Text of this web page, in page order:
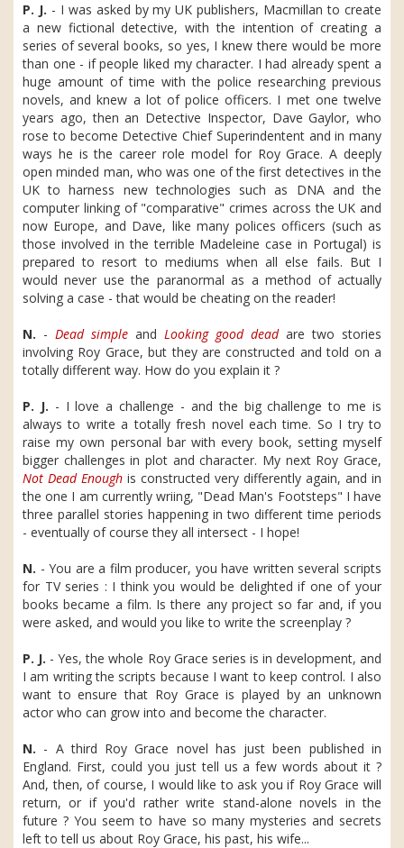
P. J. - I was asked by my UK publishers, Macmillan to create
a new fictional detective, with the intention of creating a
series of several books, so yes, I knew there would be more
than one - if people liked my character. I had already spent a
huge amount of time with the police researching previous
novels, and knew a lot of police officers. I met one twelve
years ago, then an Detective Inspector, Dave Gaylor, who
rose to become Detective Chief Superindentent and in many
ways he is the career role model for Roy Grace. A deeply
open minded man, who was one of the first detectives in the
UK to harness new technologies such as DNA and the
computer linking of "comparative" crimes across the UK and
now Europe, and Dave, like many polices officers (such as
those involved in the terrible Madeleine case in Portugal) is
prepared to resort to mediums when all else fails. But I
would never use the paranormal as a method of actually
solving a case - that would be cheating on the reader!
N. - Dead simple and Looking good deadare two stories
involving Roy Grace, but they are constructed and told on a
totally different way. How do you explain it ?
P. J. - I love a challenge - and the big challenge to me is
always to write a totally fresh novel each time. So I try to
raise my own personal bar with every book, setting myself
bigger challenges in plot and character. My next Roy Grace,
Not Dead Enough is constructed very differently again, and in
the one I am currently wriing, "Dead Man's Footsteps" I have
three parallel stories happening in two different time periods
- eventually of course they all intersect - I hope!
N. - You are a film producer, you have written several scripts
for TV series : I think you would be delighted if one of your
books became a film. Is there any project so far and, if you
were asked, and would you like to write the screenplay ?
P. J. - Yes, the whole Roy Grace series is in development, and
I am writing the scripts because I want to keep control. I also
want to ensure that Roy Grace is played by an unknown
actor who can grow into and become the character.
N. - A third Roy Grace novel has just been published in
England. First, could you just tell us a few words about it ?
And, then, of course, I would like to ask you if Roy Grace will
return, or if you'd rather write stand-alone novels in the
future ? You seem to have so many mysteries and secrets
left to tell us about Roy Grace, his past, his wife...